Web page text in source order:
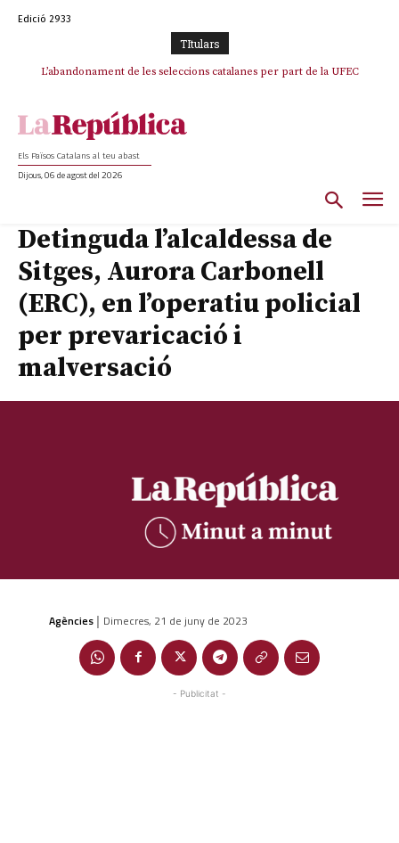
Edició 2933
TItulars
L’abandonament de les seleccions catalanes per part de la UFEC
TV3 perd el lideratge després de 23 mesos: Una deriva sense continguts i
Els Països Catalans al teu abast
Dijous, 06 de agost del 2026
Detinguda l’alcaldessa de
Sitges, Aurora Carbonell
(ERC), en l’operatiu policial
per prevaricació i
malversació
Agències | Dimecres, 21 de juny de 2023
- Publicitat -